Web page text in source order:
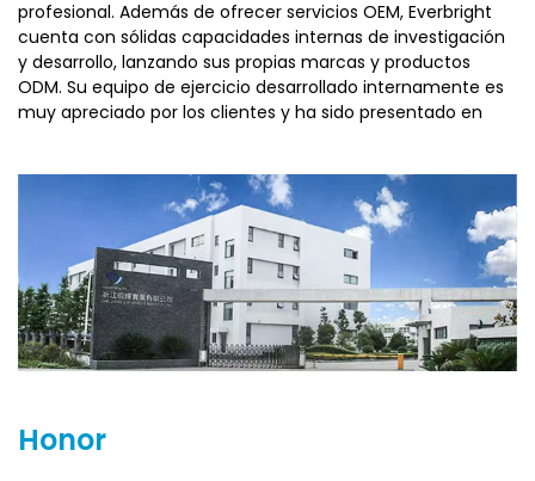
profesional. Además de ofrecer servicios OEM, Everbright
cuenta con sólidas capacidades internas de investigación
y desarrollo, lanzando sus propias marcas y productos
ODM. Su equipo de ejercicio desarrollado internamente es
muy apreciado por los clientes y ha sido presentado en
Zhejiang Everbright Industry está comprometida con
satisfacer las demandas del mercado y espera colaborar
con más socios para lograr un progreso mutuo.
Honor